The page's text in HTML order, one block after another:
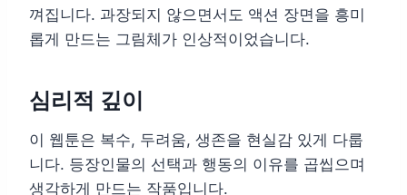
껴집니다. 과장되지 않으면서도 액션 장면을 흥미
롭게 만드는 그림체가 인상적이었습니다.
심리적 깊이
이 웹툰은 복수, 두려움, 생존을 현실감 있게 다룹
니다. 등장인물의 선택과 행동의 이유를 곱씹으며
생각하게 만드는 작품입니다.